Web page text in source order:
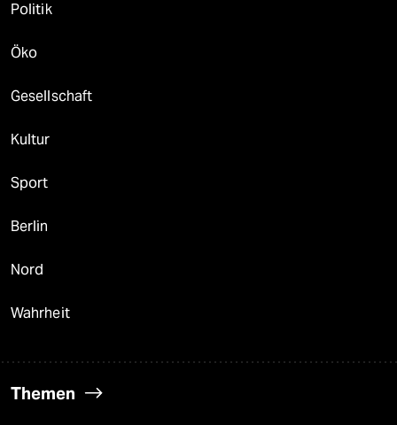
Politik
Öko
Gesellschaft
Kultur
Sport
Berlin
Nord
Wahrheit
Themen